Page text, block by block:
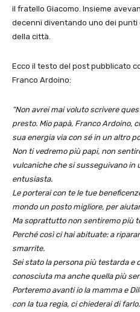
il fratello Giacomo. Insieme
decenni diventando uno dei
della città.
Ecco il testo del post pubblicato
Franco Ardoino:
“Non avrei mai voluto scrivere
presto. Mio papà, Franco Ardoino,
sua energia via con sé in un altro
Non ti vedremo più papi, non
vulcaniche che si susseguivano
entusiasta.
Le porterai con te le tue
mondo un posto migliore, per
Ma soprattutto non sentiremo più
Perché così ci hai abituate: a
smarrite.
Sei stato la persona più testarda e
conosciuta ma anche quella più
Porteremo avanti io la mamma e
con la tua regia, ci chiederai di farlo.